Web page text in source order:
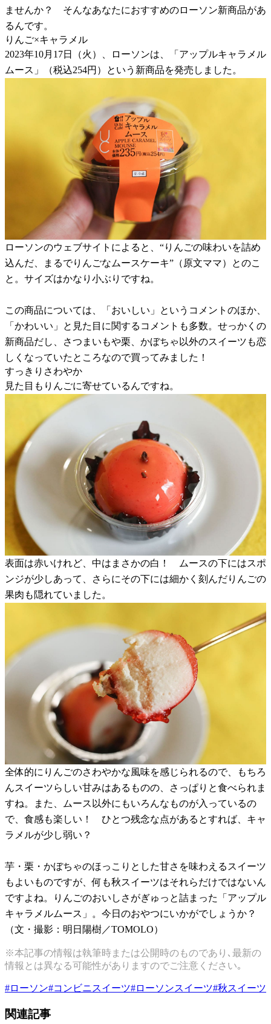
ませんか？ そんなあなたにおすすめのローソン新商品があ
るんです。
りんご×キャラメル
2023年10月17日（火）、ローソンは、「アップルキャラメル
ムース」（税込254円）という新商品を発売しました。
ローソンのウェブサイトによると、“りんごの味わいを詰め
込んだ、まるでりんごなムースケーキ”（原文ママ）とのこ
と。サイズはかなり小ぶりですね。
この商品については、「おいしい」というコメントのほか、
「かわいい」と見た目に関するコメントも多数。せっかくの
新商品だし、さつまいもや栗、かぼちゃ以外のスイーツも恋
しくなっていたところなので買ってみました！
すっきりさわやか
見た目もりんごに寄せているんですね。
表面は赤いけれど、中はまさかの白！ ムースの下にはスポ
ンジが少しあって、さらにその下には細かく刻んだりんごの
果肉も隠れていました。
全体的にりんごのさわやかな風味を感じられるので、もちろ
んスイーツらしい甘みはあるものの、さっぱりと食べられま
すね。また、ムース以外にもいろんなものが入っているの
で、食感も楽しい！ ひとつ残念な点があるとすれば、キャ
ラメルが少し弱い？
芋・栗・かぼちゃのほっこりとした甘さを味わえるスイーツ
もよいものですが、何も秋スイーツはそれらだけではないん
ですよね。りんごのおいしさがぎゅっと詰まった「アップル
キャラメルムース」。今日のおやつにいかがでしょうか？
（文・撮影：明日陽樹／TOMOLO）
※本記事の情報は執筆時または公開時のものであり､最新の
情報とは異なる可能性がありますのでご注意ください｡
#ローソン#コンビニスイーツ#ローソンスイーツ#秋スイーツ
関連記事